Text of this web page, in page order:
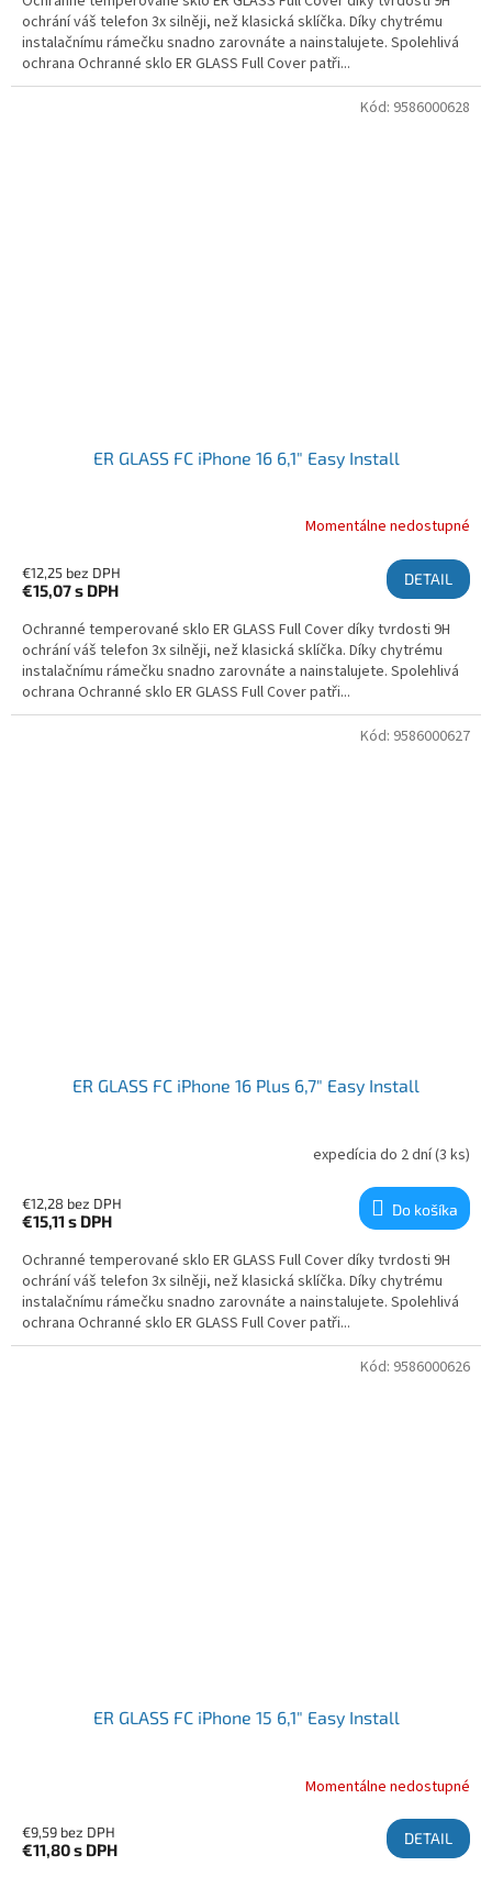
ochrání váš telefon 3x silněji, než klasická sklíčka. Díky chytrému
instalačnímu rámečku snadno zarovnáte a nainstalujete. Spolehlivá
ochrana Ochranné sklo ER GLASS Full Cover patři...
ER GLASS FC iPhone 16 6,1" Easy Install
Momentálne nedostupné
€12,25 bez DPH
€15,07s DPH
DETAIL
Ochranné temperované sklo ER GLASS Full Cover díky tvrdosti 9H
ochrání váš telefon 3x silněji, než klasická sklíčka. Díky chytrému
instalačnímu rámečku snadno zarovnáte a nainstalujete. Spolehlivá
ochrana Ochranné sklo ER GLASS Full Cover patři...
Kód: 9586000628
ER GLASS FC iPhone 16 Plus 6,7" Easy Install
expedícia do 2 dní(3 ks)
€12,28 bez DPH
€15,11 s DPH
Do košíka
Ochranné temperované sklo ER GLASS Full Cover díky tvrdosti 9H
ochrání váš telefon 3x silněji, než klasická sklíčka. Díky chytrému
instalačnímu rámečku snadno zarovnáte a nainstalujete. Spolehlivá
ochrana Ochranné sklo ER GLASS Full Cover patři...
Kód: 9586000627
ER GLASS FC iPhone 15 6,1" Easy Install
Momentálne nedostupné
€9,59 bez DPH
€11,80s DPH
DETAIL
Kód: 9586000626